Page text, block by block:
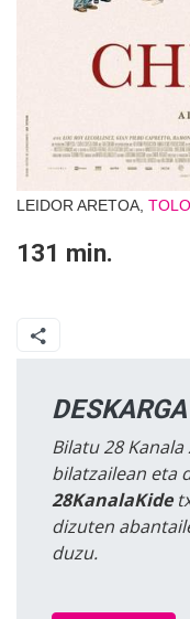
LEIDOR ARETOA,
131 min.
Bilatu 28
bilatzailean eta
28KanalaKide
dizuten
duzu.